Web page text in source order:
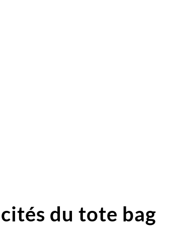
du tote bag